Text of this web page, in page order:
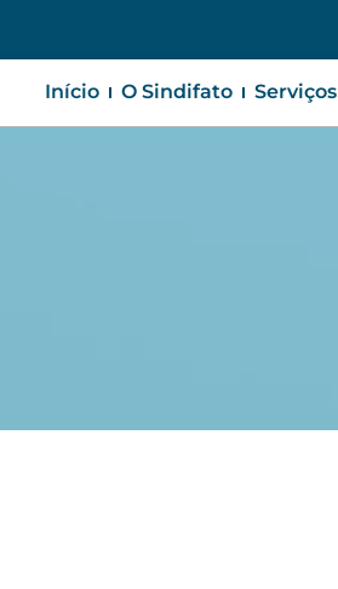
Início O Sindifato Serviços